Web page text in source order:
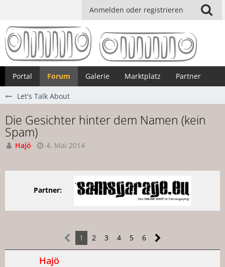
Anmelden oder registrieren
Portal Forum Galerie Marktplatz Partner
Let's Talk About
Die Gesichter hinter dem Namen (kein
Spam)
Hajö 4. Mai 2014
Partner:
1 2 3 4 5 6
Hajö